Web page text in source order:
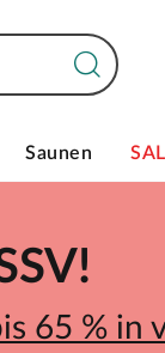
Saunen
65 % in